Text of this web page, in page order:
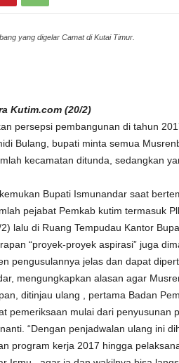
yang digelar Camat di Kutai Timur.
Kutim.com (20/2)
persepsi pembangunan di tahun
Bulang, bupati minta semua
kecamatan ditunda, sedangkan
Bupati Ismunandar saat
pejabat Pemkab kutim termasuk
lalu di Ruang Tempudau Kantor
“proyek-proyek aspirasi” juga
pengusulannya jelas dan dapat
mengungkapkan alasan agar
ditinjau ulang , pertama Badan
pemeriksaan mulai dari penyusunan
“Dengan penjadwalan ulang ini
program kerja 2017 hingga